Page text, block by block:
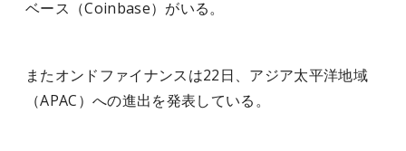
ベース（Coinbase）がいる。
またオンドファイナンスは22日、アジア太平洋地域
（APAC）への進出を発表している。